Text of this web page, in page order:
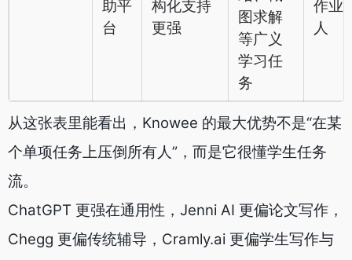
助平
台
构化支持
更强
图求解
等广义
学习任
务
作业
人
从这张表里能看出，Knowee 的最大优势不是“在某
个单项任务上压倒所有人”，而是它很懂学生任务
流。
ChatGPT 更强在通用性，Jenni AI 更偏论文写作，
Chegg 更偏传统辅导，Cramly.ai 更偏学生写作与